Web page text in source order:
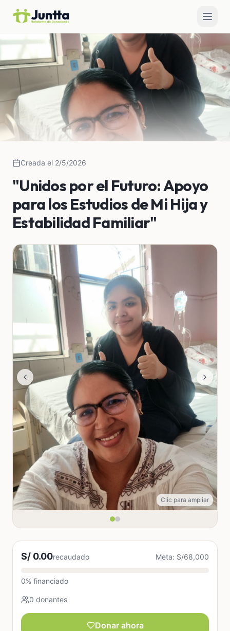
Creada el 2/5/2026
"Unidos por el Futuro: Apoyo
para los Estudios de Mi Hija y
Estabilidad Familiar"
Clic para ampliar
S/ 0.00recaudado Meta: S/68,000
0% financiado
0 donantes
Donar ahora